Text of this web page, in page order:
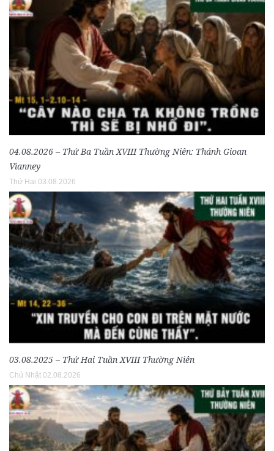
04.08.2026 – Thứ Ba Tuần XVIII Thường Niên: Thánh Gioan
Vianney
Thứ Hai 03.08.2026
03.08.2025 – Thứ Hai Tuần XVIII Thường Niên
Chủ Nhật 02.08.2026